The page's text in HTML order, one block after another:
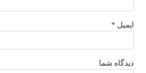
ایمیل *
دیدگاه شما